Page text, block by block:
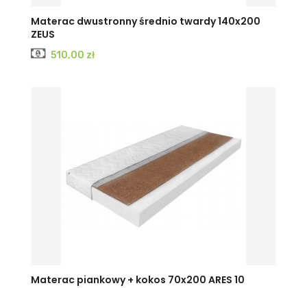
Materac dwustronny średnio twardy 140x200
ZEUS
Cena
510,00 zł
Materac piankowy + kokos 70x200 ARES 10